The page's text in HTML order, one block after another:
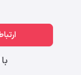
ارتباط